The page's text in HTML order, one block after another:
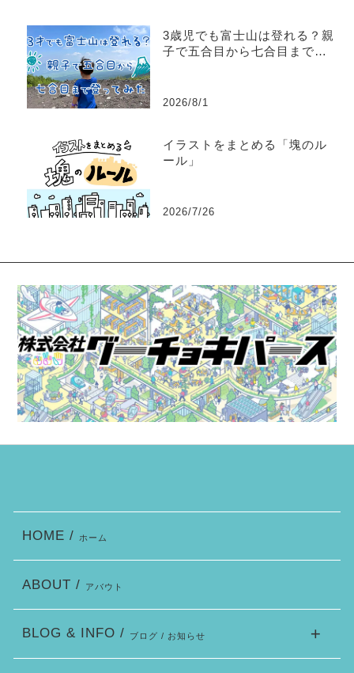
3歳児でも富士山は登れる？親
子で五合目から七合目まで登
2026/8/1
イラストをまとめる「塊のル
ール」
2026/7/26
HOME / ホーム
ABOUT / アバウト
BLOG & INFO / ブログ / お知らせ